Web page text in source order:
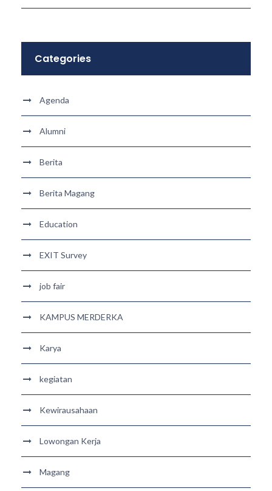
Categories
Agenda
Alumni
Berita
Berita Magang
Education
EXIT Survey
job fair
KAMPUS MERDERKA
Karya
kegiatan
Kewirausahaan
Lowongan Kerja
Magang